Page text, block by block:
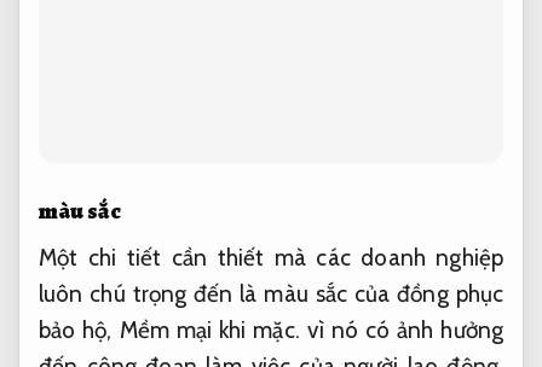
màu sắc
Một chi tiết cần thiết mà các doanh nghiệp
luôn chú trọng đến là màu sắc của đồng phục
bảo hộ, Mềm mại khi mặc. vì nó có ảnh hưởng